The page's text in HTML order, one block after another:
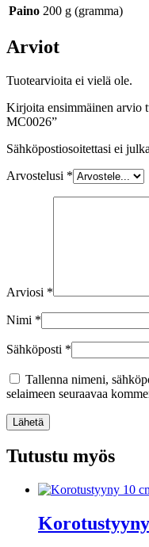
Paino 200 g (gramma)
Arviot
Tuotearvioita ei vielä ole.
Kirjoita ensimmäinen arvio
MC0026”
Sähköpostiosoitettasi ei
Arvostelusi *
Arviosi *
Nimi *
Sähköposti *
Tallenna nimeni,
selaimeen seuraavaa
Lähetä
Tutustu myös